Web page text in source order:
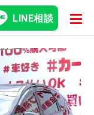
LINE相談